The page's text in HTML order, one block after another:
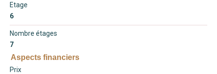
Etage
6
Nombre étages
7
Aspects financiers
Prix